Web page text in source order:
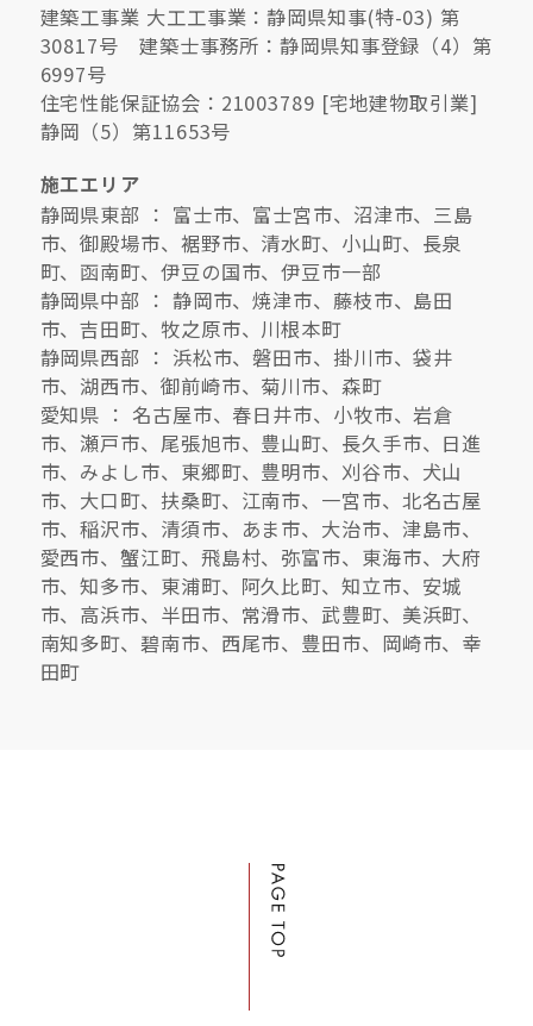
建築工事業 大工工事業：静岡県知事(特-03) 第
30817号 建築士事務所：静岡県知事登録（4）第
6997号
住宅性能保証協会：21003789 [宅地建物取引業]
静岡（5）第11653号
施工エリア
静岡県東部 ： 富士市、富士宮市、沼津市、三島
市、御殿場市、裾野市、清水町、小山町、長泉
町、函南町、伊豆の国市、伊豆市一部
静岡県中部 ： 静岡市、焼津市、藤枝市、島田
市、吉田町、牧之原市、川根本町
静岡県西部 ： 浜松市、磐田市、掛川市、袋井
市、湖西市、御前崎市、菊川市、森町
愛知県 ： 名古屋市、春日井市、小牧市、岩倉
市、瀬戸市、尾張旭市、豊山町、長久手市、日進
市、みよし市、東郷町、豊明市、刈谷市、犬山
市、大口町、扶桑町、江南市、一宮市、北名古屋
市、稲沢市、清須市、あま市、大治市、津島市、
愛西市、蟹江町、飛島村、弥富市、東海市、大府
市、知多市、東浦町、阿久比町、知立市、安城
市、高浜市、半田市、常滑市、武豊町、美浜町、
南知多町、碧南市、西尾市、豊田市、岡崎市、幸
田町